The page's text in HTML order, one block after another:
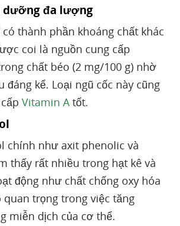
dưỡng đa lượng
có thành phần khoáng chất khác
coi là nguồn cung cấp
chất béo (2 mg/100 g) nhờ
đáng kể. Loại ngũ cốc này cũng
Vitamin A tốt.
chính như axit phenolic và
thấy rất nhiều trong hạt kê và
động như chất chống oxy hóa
quan trọng trong việc tăng
miễn dịch của cơ thể.